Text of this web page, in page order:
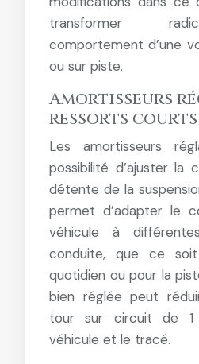
transformer
comportement d’une
ou sur piste.
Amortisseurs
ressorts courts
Les amortisseurs
possibilité d’ajuster la
détente de la
permet d’adapter le
véhicule à
conduite, que ce
quotidien ou pour la
bien réglée peut
tour sur circuit de
véhicule et le tracé.